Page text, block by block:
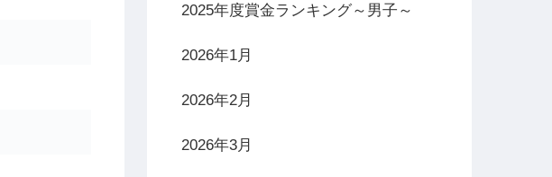
2025年度賞金ランキング～男子～
2026年1月
2026年2月
2026年3月